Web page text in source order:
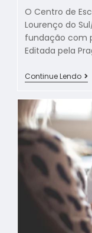
O Centro de
Lourenço do
fundação com
Editada pela
Continue Lendo